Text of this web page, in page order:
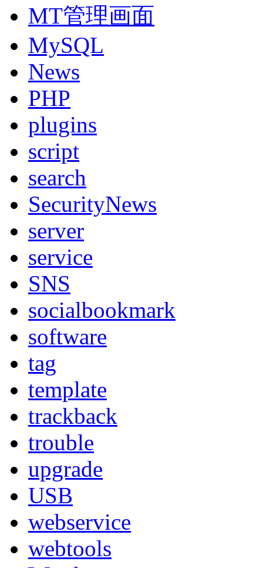
MT管理画面
MySQL
News
PHP
plugins
script
search
SecurityNews
server
service
SNS
socialbookmark
software
tag
template
trackback
trouble
upgrade
USB
webservice
webtools